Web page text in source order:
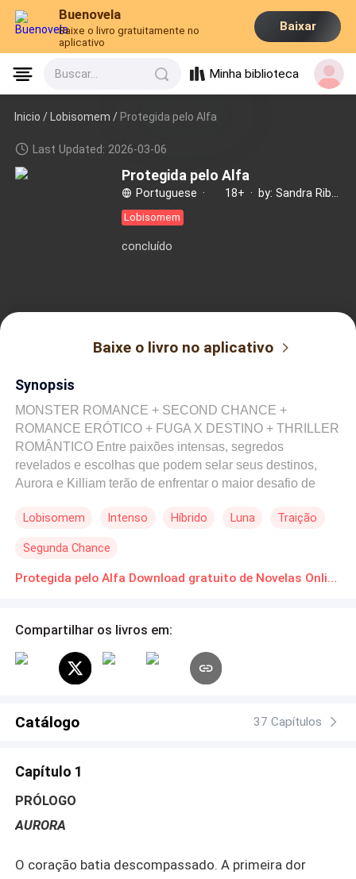
Buenovela
Baixe o livro gratuitamente no
aplicativo
Baixar
Buscar... Minha biblioteca
Inicio /Lobisomem / Protegida pelo Alfa
Last Updated: 2026-03-06
Protegida pelo Alfa
Portuguese · 18+ ·
Lobisomem
concluído
Baixe o livro no aplicativo
Synopsis
MONSTER ROMANCE + SECOND CHANCE +
ROMANCE ERÓTICO + FUGA X DESTINO + THRILLER
ROMÂNTICO Entre paixões intensas, segredos
revelados e escolhas que podem selar seus destinos,
Aurora e Killiam terão de enfrentar o maior desafio de
a coragem de recomeçar. Fugiam do passado, mas
as cicatrizes podem calar o coração.
Lobisomem Intenso Híbrido Luna Traição
Segunda Chance
Protegida pelo Alfa Download gratuito de Novelas Online em PDF
Compartilhar os livros em:
Catálogo 37 Capítulos
Capítulo 1
PRÓLOGO
AURORA
O coração batia descompassado. A primeira dor